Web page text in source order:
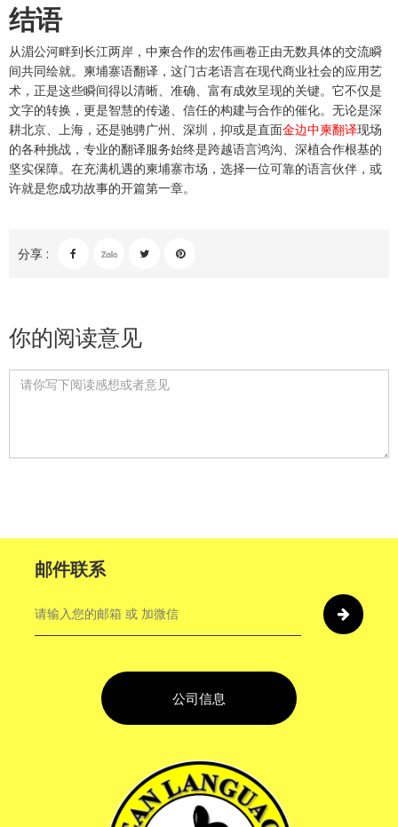
结语
从湄公河畔到长江两岸，中柬合作的宏伟画卷正由无数具体的交流瞬
间共同绘就。柬埔寨语翻译，这门古老语言在现代商业社会的应用艺
术，正是这些瞬间得以清晰、准确、富有成效呈现的关键。它不仅是
文字的转换，更是智慧的传递、信任的构建与合作的催化。无论是深
耕北京、上海，还是驰骋广州、深圳，抑或是直面金边中柬翻译现场
的各种挑战，专业的翻译服务始终是跨越语言鸿沟、深植合作根基的
坚实保障。在充满机遇的柬埔寨市场，选择一位可靠的语言伙伴，或
许就是您成功故事的开篇第一章。
分享 :
你的阅读意见
邮件联系
公司信息